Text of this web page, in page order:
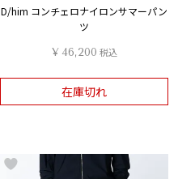
D/him コンチェロナイロンサマーパン
ツ
¥ 46,200 税込
在庫切れ